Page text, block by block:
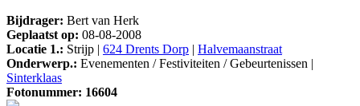
Bijdrager: Bert van Herk
Geplaatst op: 08-08-2008
Locatie 1.: Strijp | 624 Drents Dorp | Halvemaanstraat
Onderwerp.: Evenementen / Festiviteiten / Gebeurtenissen |
Sinterklaas
Fotonummer: 16604